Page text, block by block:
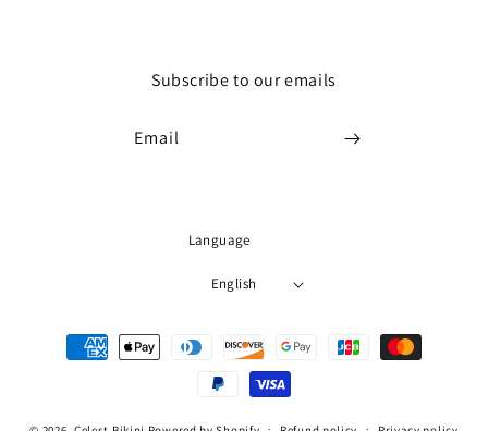
Subscribe to our emails
Email
Language
English
Payment
methods